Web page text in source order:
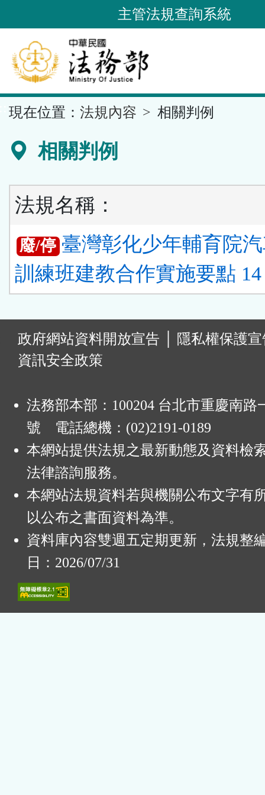
到
要
內
容
區
主管法規查詢系統
現在位置： 法規內容 相關判例
相關判例
法規名稱：
廢/停 臺灣彰化少年輔育院
訓練班建教合作實施要點 14
政府網站資料開放宣告
隱私權保護
資訊安全政策
法務部本部：100204 台北市重慶南路
號 電話總機：(02)2191-0189
本網站提供法規之最新動態及資料檢
法律諮詢服務。
本網站法規資料若與機關公布文字有
以公布之書面資料為準。
資料庫內容雙週五定期更新，法規整
日：2026/07/31